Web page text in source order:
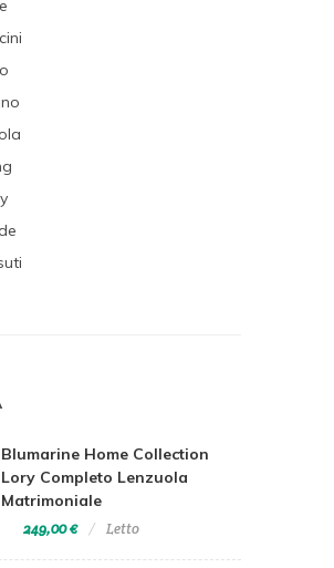
Blumarine Home Collection
Lory Completo Lenzuola
Matrimoniale
249,00 € Letto